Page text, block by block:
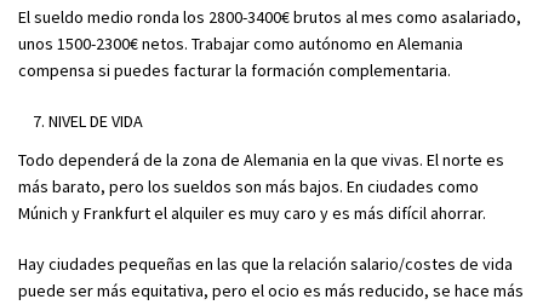
El sueldo medio ronda los 2800-3400€ brutos al mes como asalariado,
unos 1500-2300€ netos. Trabajar como autónomo en Alemania
compensa si puedes facturar la formación complementaria.
NIVEL DE VIDA
Todo dependerá de la zona de Alemania en la que vivas. El norte es
más barato, pero los sueldos son más bajos. En ciudades como
Múnich y Frankfurt el alquiler es muy caro y es más difícil ahorrar.
Hay ciudades pequeñas en las que la relación salario/costes de vida
puede ser más equitativa, pero el ocio es más reducido, se hace más